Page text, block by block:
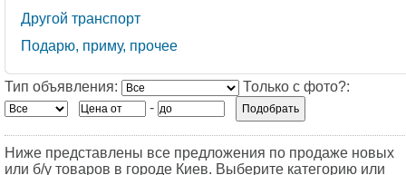
Другой транспорт
Подарю, приму, прочее
Тип объявления:
Только с фото?:
-
Ниже представлены все предложения по продаже новых
или б/у товаров в городе Киев. Выберите категорию или